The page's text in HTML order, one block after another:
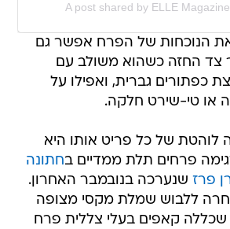
A post shared by ELLE
הנוכחות של הפרח אפשר גם
צד החזה כשהוא משולב עם
כפתורים גברית, ואפילו על
או טי-שירט חלקה.
לוהטת של כל פריט אותו היא
פרחים תלת ממדיים בחתונה
פרז שנערכה בנובמבר האחרון.
ללבוש שמלת מקסי מצופה
שכללה קאפים בעלי צללית פרח